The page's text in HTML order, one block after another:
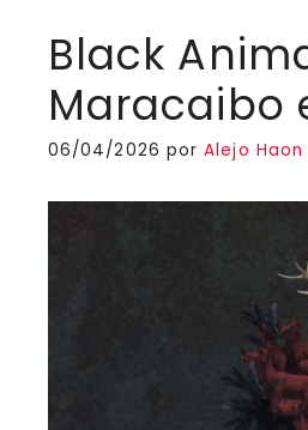
A
p
p
b
o
o
k
Li
n
k
Black
Maracaibo
06/04/2026 porAlejo Haon